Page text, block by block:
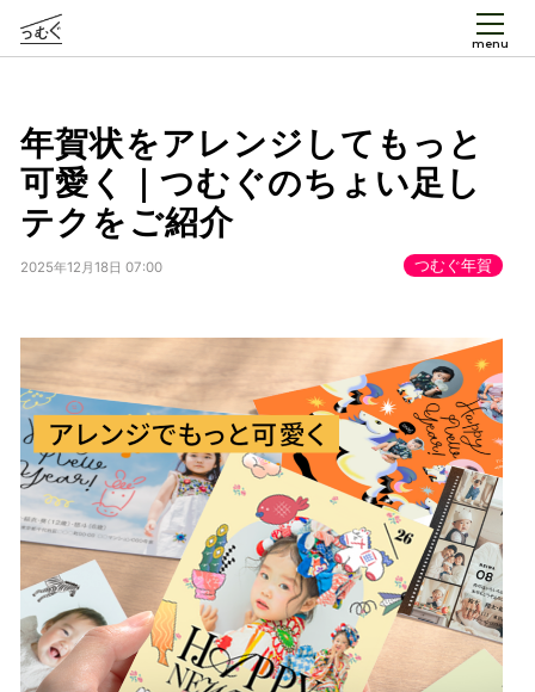
年賀状をアレンジしてもっと
可愛く｜つむぐのちょい足し
テクをご紹介
2025年12月18日 07:00 つむぐ年賀
menu